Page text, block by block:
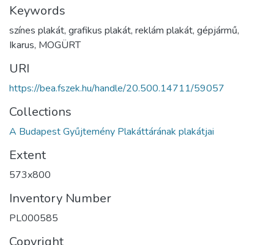
Keywords
színes plakát, grafikus plakát, reklám plakát, gépjármű,
Ikarus, MOGÜRT
URI
https://bea.fszek.hu/handle/20.500.14711/59057
Collections
A Budapest Gyűjtemény Plakáttárának plakátjai
Extent
573x800
Inventory Number
PL000585